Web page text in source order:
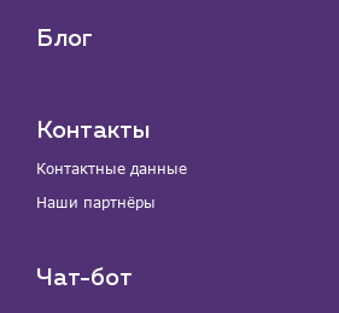
Блог
Контакты
Контактные данные
Наши партнёры
Чат-бот